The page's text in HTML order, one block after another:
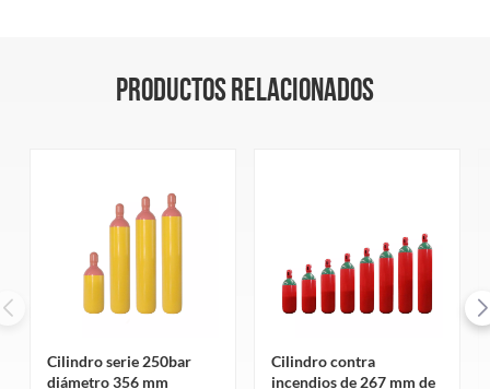
PRODUCTOS RELACIONADOS
Cilindro serie 250bar
diámetro 356 mm
Cilindro contra
incendios de 267 mm de